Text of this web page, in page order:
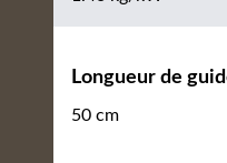
Longueur de
50 cm